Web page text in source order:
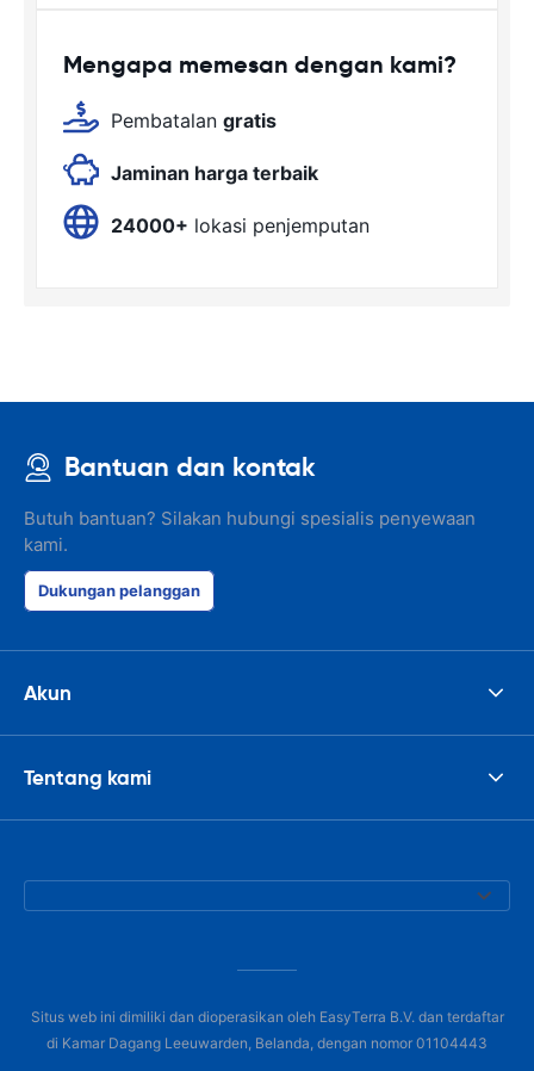
Mengapa memesan dengan kami?
Pembatalan gratis
Jaminan harga terbaik
24000+ lokasi penjemputan
Bantuan dan kontak
Butuh bantuan? Silakan hubungi spesialis penyewaan
kami.
Dukungan pelanggan
Akun
Tentang kami
Situs web ini dimiliki dan dioperasikan oleh EasyTerra B.V. dan terdaftar
di Kamar Dagang Leeuwarden, Belanda, dengan nomor 01104443